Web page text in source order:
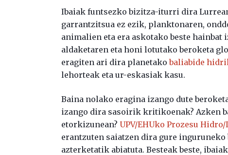
Ibaiak funtsezko bizitza-iturri dira
garrantzitsua ez ezik, planktonaren,
animalien eta era askotako beste
aldaketaren eta honi lotutako beroketa
eragiten ari dira planetakobaliabide
lehorteak eta ur-eskasiak kasu.
Baina nolako eragina izango dute
izango dira sasoirik kritikoenak? Azken
etorkizunean? UPV/EHUko Prozesu
erantzuten saiatzen dira gure
azterketatik abiatuta. Besteak beste,